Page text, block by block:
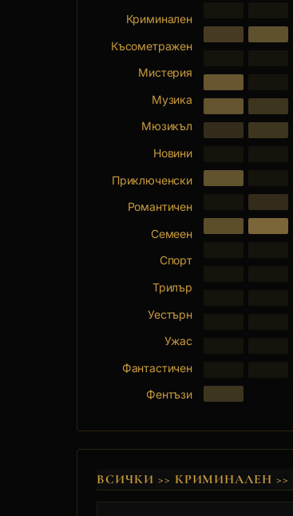
Криминален
Късометражен
Мистерия
Музика
Мюзикъл
Новини
Приключенски
Романтичен
Семеен
Спорт
Трилър
Уестърн
Ужас
Фантастичен
Фентъзи
ВСИЧКИ >> КРИМИНАЛЕН >>